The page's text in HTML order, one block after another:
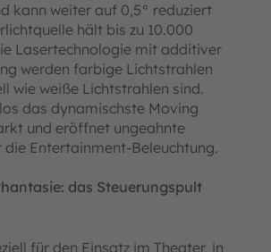
kann weiter auf 0,5° reduziert
hält bis zu 10.000
Lasertechnologie mit additiver
werden farbige Lichtstrahlen
wie weiße Lichtstrahlen sind.
das dynamischste Moving
und eröffnet ungeahnte
die Entertainment-Beleuchtung.
das Steuerungspult
für den Einsatz im Theater, in